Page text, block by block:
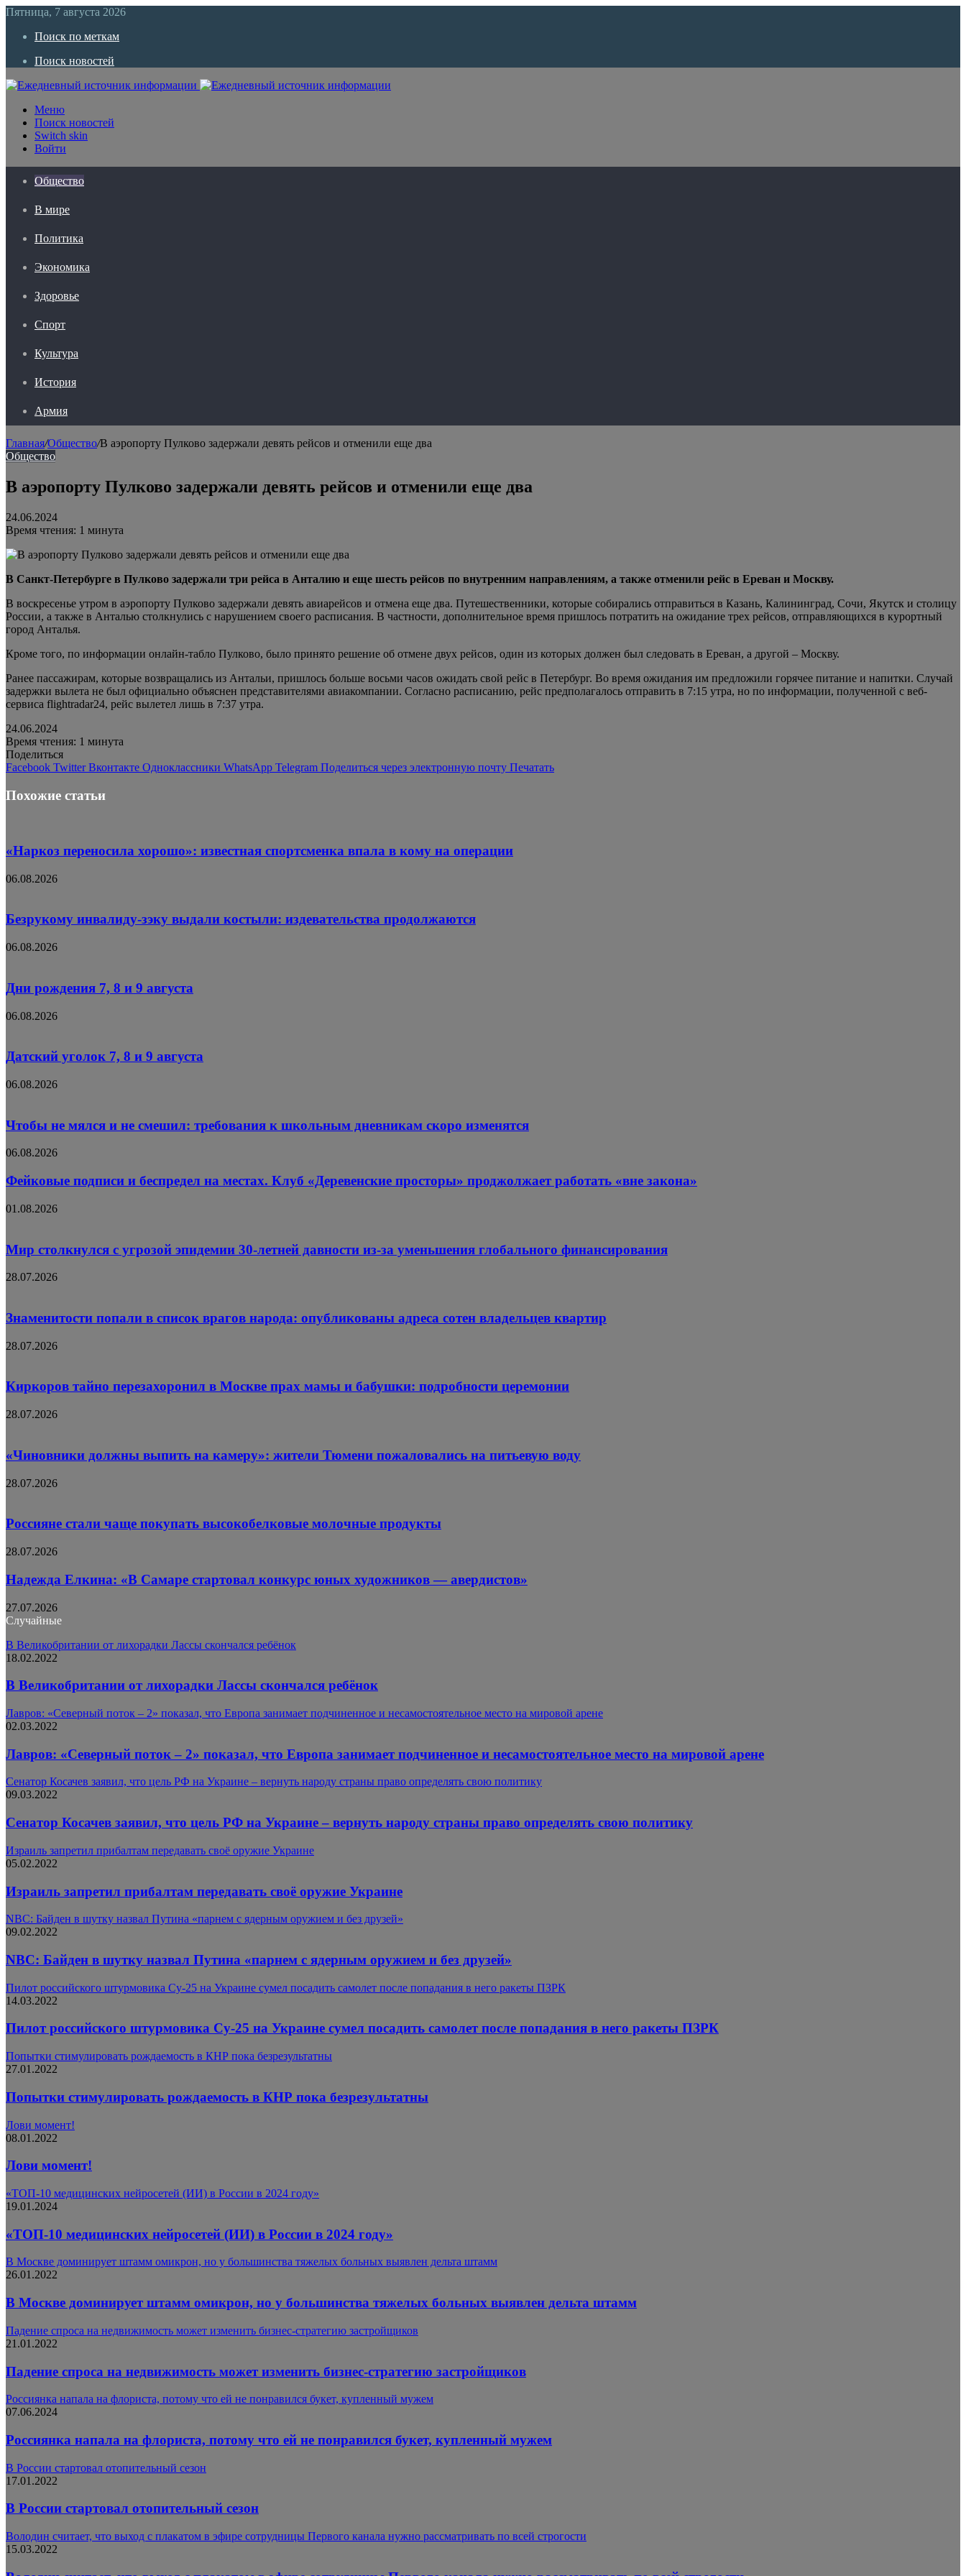
Пятница, 7 августа 2026
Поиск по меткам
Поиск новостей
Меню
Поиск новостей
Switch skin
Войти
Общество
В мире
Политика
Экономика
Здоровье
Спорт
Культура
История
Армия
Главная/Общество/В аэропорту Пулково задержали девять рейсов и отменили еще два
Общество
В аэропорту Пулково задержали девять рейсов и отменили еще два
24.06.2024
Время чтения: 1 минута
В Санкт-Петербурге в Пулково задержали три рейса в Анталию и еще шесть рейсов по внутренним направлениям, а также отменили рейс в Ереван и Москву.
В воскресенье утром в аэропорту Пулково задержали девять авиарейсов и отмена еще два. Путешественники, которые собирались отправиться в Казань, Калининград, Сочи, Якутск и столицу
России, а также в Анталью столкнулись с нарушением своего расписания. В частности, дополнительное время пришлось потратить на ожидание трех рейсов, отправляющихся в курортный
город Анталья.
Кроме того, по информации онлайн-табло Пулково, было принято решение об отмене двух рейсов, один из которых должен был следовать в Ереван, а другой – Москву.
Ранее пассажирам, которые возвращались из Антальи, пришлось больше восьми часов ожидать свой рейс в Петербург. Во время ожидания им предложили горячее питание и напитки. Случай
задержки вылета не был официально объяснен представителями авиакомпании. Согласно расписанию, рейс предполагалось отправить в 7:15 утра, но по информации, полученной с веб-
сервиса flightradar24, рейс вылетел лишь в 7:37 утра.
24.06.2024
Время чтения: 1 минута
Поделиться
Facebook Twitter Вконтакте Одноклассники WhatsApp Telegram Поделиться через электронную почту Печатать
Похожие статьи
«Наркоз переносила хорошо»: известная спортсменка впала в кому на операции
06.08.2026
Безрукому инвалиду-зэку выдали костыли: издевательства продолжаются
06.08.2026
Дни рождения 7, 8 и 9 августа
06.08.2026
Датский уголок 7, 8 и 9 августа
06.08.2026
Чтобы не мялся и не смешил: требования к школьным дневникам скоро изменятся
06.08.2026
Фейковые подписи и беспредел на местах. Клуб «Деревенские просторы» проджолжает работать «вне закона»
01.08.2026
Мир столкнулся с угрозой эпидемии 30-летней давности из-за уменьшения глобального финансирования
28.07.2026
Знаменитости попали в список врагов народа: опубликованы адреса сотен владельцев квартир
28.07.2026
Киркоров тайно перезахоронил в Москве прах мамы и бабушки: подробности церемонии
28.07.2026
«Чиновники должны выпить на камеру»: жители Тюмени пожаловались на питьевую воду
28.07.2026
Россияне стали чаще покупать высокобелковые молочные продукты
28.07.2026
Надежда Елкина: «В Самаре стартовал конкурс юных художников — авердистов»
27.07.2026
Случайные
В Великобритании от лихорадки Лассы скончался ребёнок
18.02.2022
В Великобритании от лихорадки Лассы скончался ребёнок
Лавров: «Северный поток – 2» показал, что Европа занимает подчиненное и несамостоятельное место на мировой арене
02.03.2022
Лавров: «Северный поток – 2» показал, что Европа занимает подчиненное и несамостоятельное место на мировой арене
Сенатор Косачев заявил, что цель РФ на Украине – вернуть народу страны право определять свою политику
09.03.2022
Сенатор Косачев заявил, что цель РФ на Украине – вернуть народу страны право определять свою политику
Израиль запретил прибалтам передавать своё оружие Украине
05.02.2022
Израиль запретил прибалтам передавать своё оружие Украине
NBC: Байден в шутку назвал Путина «парнем с ядерным оружием и без друзей»
09.02.2022
NBC: Байден в шутку назвал Путина «парнем с ядерным оружием и без друзей»
Пилот российского штурмовика Су-25 на Украине сумел посадить самолет после попадания в него ракеты ПЗРК
14.03.2022
Пилот российского штурмовика Су-25 на Украине сумел посадить самолет после попадания в него ракеты ПЗРК
Попытки стимулировать рождаемость в КНР пока безрезультатны
27.01.2022
Попытки стимулировать рождаемость в КНР пока безрезультатны
Лови момент!
08.01.2022
Лови момент!
«ТОП-10 медицинских нейросетей (ИИ) в России в 2024 году»
19.01.2024
«ТОП-10 медицинских нейросетей (ИИ) в России в 2024 году»
В Москве доминирует штамм омикрон, но у большинства тяжелых больных выявлен дельта штамм
26.01.2022
В Москве доминирует штамм омикрон, но у большинства тяжелых больных выявлен дельта штамм
Падение спроса на недвижимость может изменить бизнес-стратегию застройщиков
21.01.2022
Падение спроса на недвижимость может изменить бизнес-стратегию застройщиков
Россиянка напала на флориста, потому что ей не понравился букет, купленный мужем
07.06.2024
Россиянка напала на флориста, потому что ей не понравился букет, купленный мужем
В России стартовал отопительный сезон
17.01.2022
В России стартовал отопительный сезон
Володин считает, что выход с плакатом в эфире сотрудницы Первого канала нужно рассматривать по всей строгости
15.03.2022